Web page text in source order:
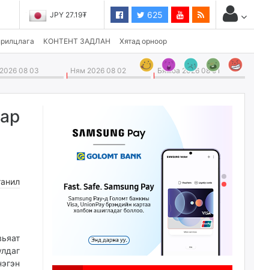
JPY 27.19₮ 625
КОНТЕНТ ЗАДЛАН Хятад орноор
08 03 Ням 2026 08 02 Бямба 2026 08 01